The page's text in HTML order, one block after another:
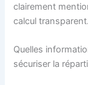
clairement
calcul transparent.
Quelles
sécuriser la